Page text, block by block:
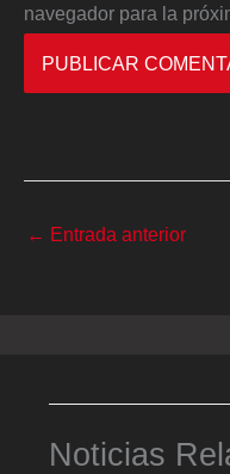
navegador para la
← Entrada anterior
Noticias